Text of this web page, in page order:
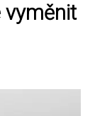
vyměnit